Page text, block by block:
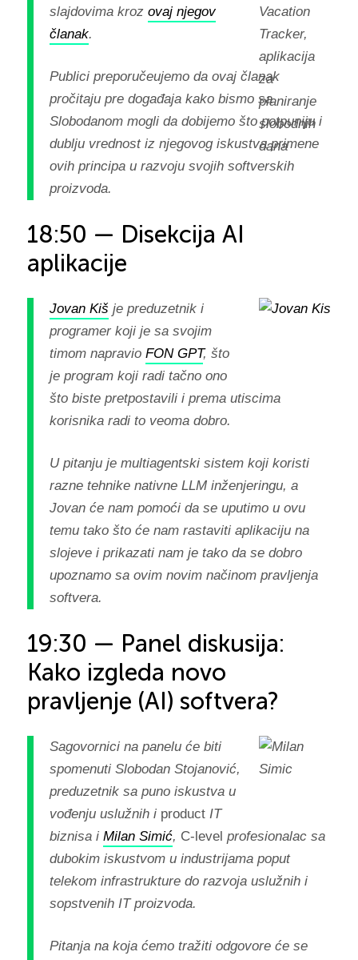
slajdovima kroz ovaj njegov
članak.
Publici preporučeujemo da ovaj članak
pročitaju pre događaja kako bismo sa
Slobodanom mogli da dobijemo što potpuniju i
dublju vrednost iz njegovog iskustva primene
ovih principa u razvoju svojih softverskih
proizvoda.
18:50 — Disekcija AI
aplikacije
Jovan Kiš je preduzetnik i
programer koji je sa svojim
timom napravio FON GPT, što
je program koji radi tačno ono
što biste pretpostavili i prema utiscima
korisnika radi to veoma dobro.
U pitanju je multiagentski sistem koji koristi
razne tehnike nativne LLM inženjeringu, a
Jovan će nam pomoći da se uputimo u ovu
temu tako što će nam rastaviti aplikaciju na
slojeve i prikazati nam je tako da se dobro
upoznamo sa ovim novim načinom pravljenja
softvera.
19:30 — Panel diskusija:
Kako izgleda novo
pravljenje (AI) softvera?
Sagovornici na panelu će biti
spomenuti Slobodan Stojanović,
preduzetnik sa puno iskustva u
vođenju uslužnih i productIT
biznisa i Milan Simić, C-level profesionalac sa
dubokim iskustvom u industrijama poput
telekom infrastrukture do razvoja uslužnih i
sopstvenih IT proizvoda.
Pitanja na koja ćemo tražiti odgovore će se